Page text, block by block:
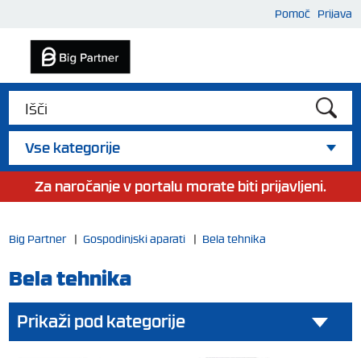
Pomoč Prijava
Vse kategorije
Za naročanje v portalu morate biti prijavljeni.
Big Partner | Gospodinjski aparati | Bela tehnika
Bela tehnika
Prikaži pod kategorije